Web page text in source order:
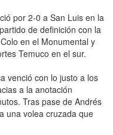
por 2-0 a San Luis en la
de definición con la
en el Monumental y
Temuco en el sur.
venció con lo justo a los
a la anotación
Tras pase de Andrés
una volea cruzada que